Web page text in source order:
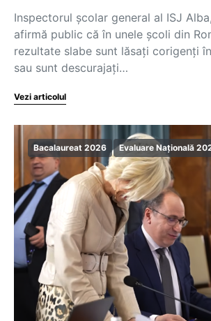
Inspectorul școlar general al ISJ
afirmă public că în unele școli din
rezultate slabe sunt lăsați corigenți
sau sunt descurajați…
Vezi articolul
Bacalaureat 2026 Evaluare Națională